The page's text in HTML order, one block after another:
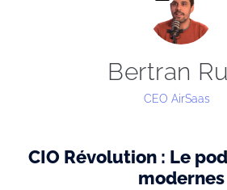
Bertran
CEO AirSaas
CIO Révolution : Le
modernes